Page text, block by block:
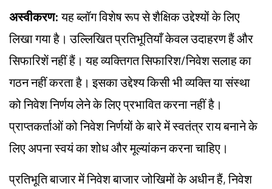
अस्वीकरण: यह ब्लॉग विशेष रूप से शैक्षिक उद्देश्यों के लिए
लिखा गया है। उल्लिखित प्रतिभूतियाँ केवल उदाहरण हैं और
सिफारिशें नहीं हैं। यह व्यक्तिगत सिफारिश/निवेश सलाह का
गठन नहीं करता है। इसका उद्देश्य किसी भी व्यक्ति या संस्था
को निवेश निर्णय लेने के लिए प्रभावित करना नहीं है।
प्राप्तकर्ताओं को निवेश निर्णयों के बारे में स्वतंत्र राय बनाने के
लिए अपना स्वयं का शोध और मूल्यांकन करना चाहिए।
प्रतिभूति बाजार में निवेश बाजार जोखिमों के अधीन हैं, निवेश